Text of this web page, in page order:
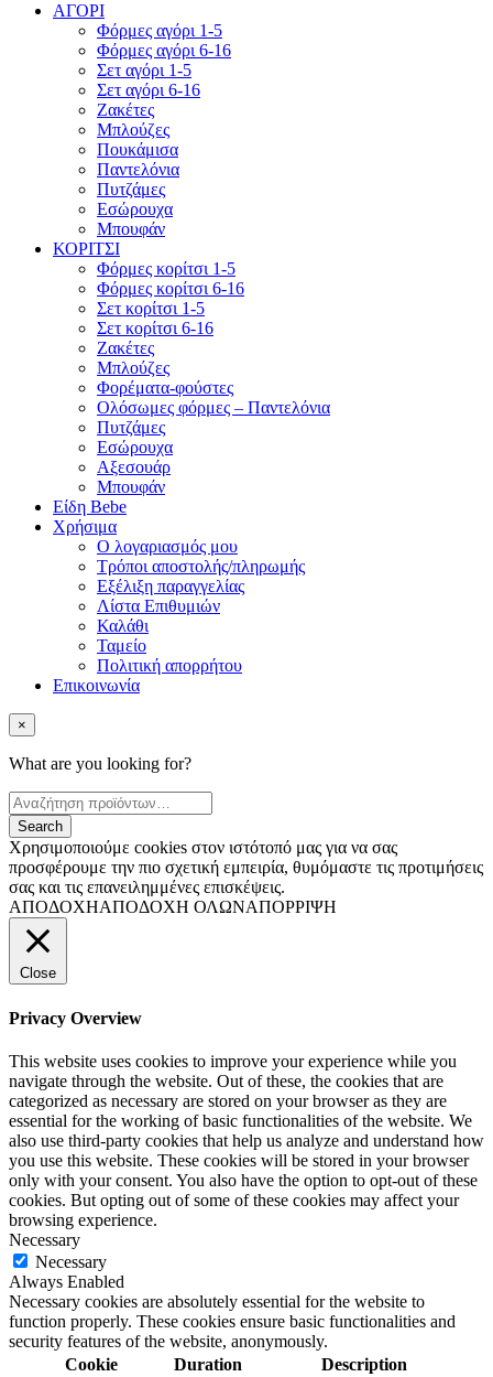
ΑΓΟΡΙ
Φόρμες αγόρι 1-5
Φόρμες αγόρι 6-16
Σετ αγόρι 1-5
Σετ αγόρι 6-16
Ζακέτες
Μπλούζες
Πουκάμισα
Παντελόνια
Πυτζάμες
Εσώρουχα
Μπουφάν
ΚΟΡΙΤΣΙ
Φόρμες κορίτσι 1-5
Φόρμες κορίτσι 6-16
Σετ κορίτσι 1-5
Σετ κορίτσι 6-16
Ζακέτες
Μπλούζες
Φορέματα-φούστες
Ολόσωμες φόρμες – Παντελόνια
Πυτζάμες
Εσώρουχα
Αξεσουάρ
Μπουφάν
Είδη Bebe
Χρήσιμα
Ο λογαριασμός μου
Τρόποι αποστολής/πληρωμής
Εξέλιξη παραγγελίας
Λίστα Επιθυμιών
Καλάθι
Ταμείο
Πολιτική απορρήτου
Επικοινωνία
×
What are you looking for?
Χρησιμοποιούμε cookies στον ιστότοπό μας για να σας
προσφέρουμε την πιο σχετική εμπειρία, θυμόμαστε τις προτιμήσεις
σας και τις επανειλημμένες επισκέψεις.
ΑΠΟΔΟΧΗΑΠΟΔΟΧΗ ΟΛΩΝΑΠΟΡΡΙΨΗ
Close
Privacy Overview
This website uses cookies to improve your experience while you
navigate through the website. Out of these, the cookies that are
categorized as necessary are stored on your browser as they are
essential for the working of basic functionalities of the website. We
also use third-party cookies that help us analyze and understand how
you use this website. These cookies will be stored in your browser
only with your consent. You also have the option to opt-out of these
cookies. But opting out of some of these cookies may affect your
browsing experience.
Necessary
Necessary
Always Enabled
Necessary cookies are absolutely essential for the website to
function properly. These cookies ensure basic functionalities and
security features of the website, anonymously.
Cookie
Duration Description